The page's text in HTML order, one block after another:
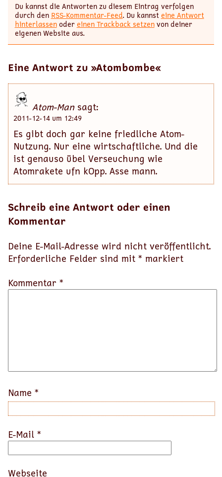
Du kannst die Antworten zu diesem Eintrag verfolgen
durch den RSS-Kommentar-Feed. Du kannsteine Antwort
hinterlassenodereinen Trackback setzenvon deiner
eigenen Website aus.
Eine Antwort zu »Atombombe«
Atom-Mansagt:
2011-12-14 um 12:49
Es gibt doch gar keine friedliche Atom-
Nutzung. Nur eine wirtschaftliche. Und die
ist genauso übel Verseuchung wie
Atomrakete ufn kOpp. Asse mann.
Schreib eine Antwort oder einen
Kommentar
Deine E-Mail-Adresse wird nicht veröffentlicht.
Erforderliche Felder sind mit * markiert
Kommentar *
Name *
E-Mail *
Webseite